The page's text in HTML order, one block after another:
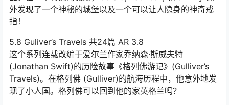
外发现了一个神秘的城堡以及一个可以让人隐身的神奇戒
指！
5.8 Guliver’s Travels 共24篇 AR 3.8
这个系列连载改编于爱尔兰作家乔纳森·斯威夫特
(Jonathan Swift)的历险故事《格列佛游记》(Gulliver’s
Travels)。在格列佛 (Gulliver)的航海历程中，他意外地发
现了小人国。格列佛可以回到他的家英格兰吗？